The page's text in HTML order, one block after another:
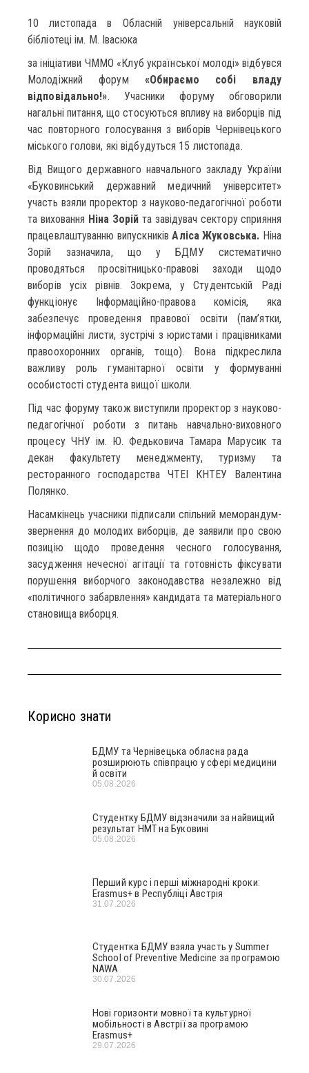
10 листопада в Обласній універсальній науковій
бібліотеці ім. М. Івасюка
за ініціативи ЧММО «Клуб української молоді» відбувся
Молодіжний форум «Обираємо собі владу
відповідально!». Учасники форуму обговорили
нагальні питання, що стосуються впливу на виборців під
час повторного голосування з виборів Чернівецького
міського голови, які відбудуться 15 листопада.
Від Вищого державного навчального закладу України
«Буковинський державний медичний університет»
участь взяли проректор з науково-педагогічної роботи
та виховання Ніна Зорій та завідувач сектору сприяння
працевлаштуванню випускниківАліса Жуковська. Ніна
Зорій зазначила, що у БДМУ систематично
проводяться просвітницько-правові заходи щодо
виборів усіх рівнів. Зокрема, у Студентській Раді
функціонує Інформаційно-правова комісія, яка
забезпечує проведення правової освіти (пам’ятки,
інформаційні листи, зустрічі з юристами і працівниками
правоохоронних органів, тощо). Вона підкреслила
важливу роль гуманітарної освіти у формуванні
особистості студента вищої школи.
Під час форуму також виступили проректор з науково-
педагогічної роботи з питань навчально-виховного
процесу ЧНУ ім. Ю. Федьковича Тамара Марусик та
декан факультету менеджменту, туризму та
ресторанного господарства ЧТЕІ КНТЕУ Валентина
Полянко.
Насамкінець учасники підписали спільний меморандум-
звернення до молодих виборців, де заявили про свою
позицію щодо проведення чесного голосування,
засудження нечесної агітації та готовність фіксувати
порушення виборчого законодавства незалежно від
«політичного забарвлення» кандидата та матеріального
становища виборця.
Корисно знати
БДМУ та Чернівецька обласна рада
розширюють співпрацю у сфері медицини
й освіти
05.08.2026
Студентку БДМУ відзначили за найвищий
результат НМТ на Буковині
05.08.2026
Перший курс і перші міжнародні кроки:
Erasmus+ в Республіці Австрія
31.07.2026
Студентка БДМУ взяла участь у Summer
School of Preventive Medicine за програмою
NAWA
30.07.2026
Нові горизонти мовної та культурної
мобільності в Австрії за програмою
Erasmus+
29.07.2026